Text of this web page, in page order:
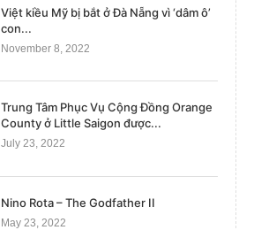
Việt kiều Mỹ bị bắt ở Đà Nẵng vì ‘dâm ô’
con...
November 8, 2022
Trung Tâm Phục Vụ Cộng Đồng Orange
County ở Little Saigon được...
July 23, 2022
Nino Rota – The Godfather II
May 23, 2022